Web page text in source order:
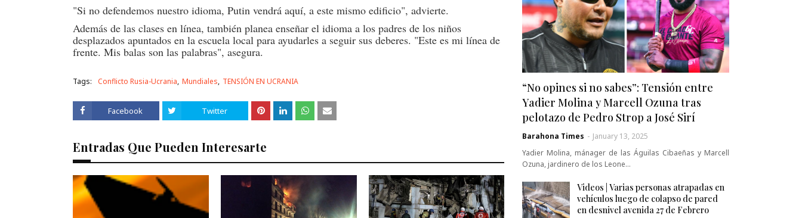
"Si no defendemos nuestro idioma, Putin vendrá aquí, a este mismo edificio", advierte.
Además de las clases en línea, también planea enseñar el idioma a los padres de los niños
desplazados apuntados en la escuela local para ayudarles a seguir sus deberes. "Este es mi línea de
frente. Mis balas son las palabras", asegura.
Tags: Conflicto Rusia-Ucrania Mundiales TENSIÓN EN UCRANIA
Facebook Twitter
Entradas Que Pueden Interesarte
“No opines si no sabes”: Tensión entre
Yadier Molina y Marcell Ozuna tras
pelotazo de Pedro Strop a José Sirí
Barahona Times - January 13, 2025
Yadier Molina, mánager de las Águilas Cibaeñas y Marcell
Ozuna, jardinero de los Leone…
Videos | Varias personas atrapadas en
vehículos luego de colapso de pared
en desnivel avenida 27 de Febrero